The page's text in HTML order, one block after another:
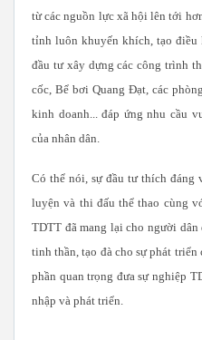
từ các nguồn lực xã hội lên tới
tỉnh luôn khuyến khích, tạo điều
đầu tư xây dựng các công trình
cốc, Bể bơi Quang Đạt, các
kinh doanh... đáp ứng nhu cầu
của nhân dân.
Có thể nói, sự đầu tư thích đáng
luyện và thi đấu thể thao cùng
TDTT đã mang lại cho người
tinh thần, tạo đà cho sự phát
phần quan trọng đưa sự nghiệp
nhập và phát triển.